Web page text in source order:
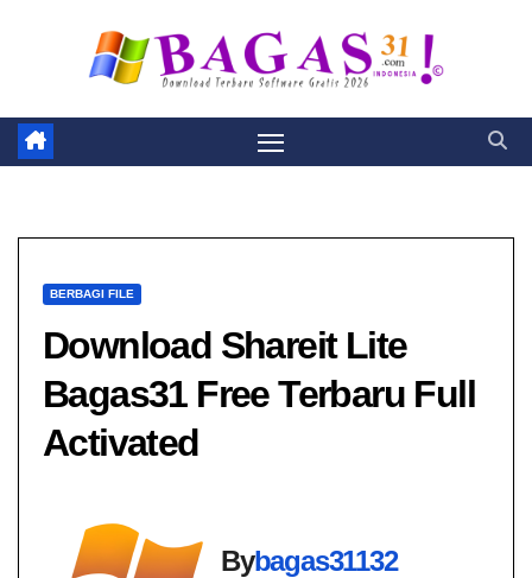
BERBAGI FILE
Download Shareit Lite​
Bagas31 Free Terbaru Full
Activated
Bybagas31132